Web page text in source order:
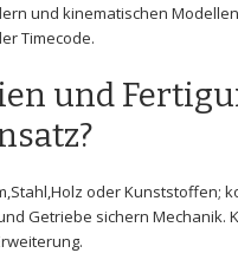
und kinematischen
Timecode.
und
oder Kunststoffen;
Getriebe sichern Mechanik.